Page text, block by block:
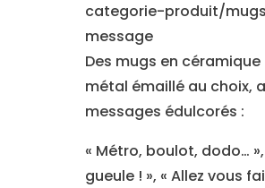
categorie-produit/
message
Des mugs en céramique
métal émaillé au choix,
messages édulcorés :
« Métro, boulot, dodo… »,
gueule ! », « Allez vous